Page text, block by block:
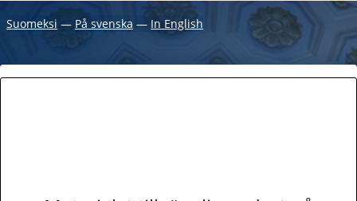
Suomeksi ― På svenska ― In English